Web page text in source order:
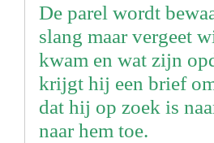
De parel wordt
slang maar vergeet
kwam en wat zijn
krijgt hij een brief
dat hij op zoek is
naar hem toe.